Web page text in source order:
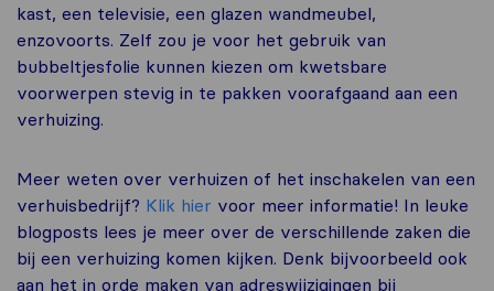
kast, een televisie, een glazen wandmeubel,
enzovoorts. Zelf zou je voor het gebruik van
bubbeltjesfolie kunnen kiezen om kwetsbare
voorwerpen stevig in te pakken voorafgaand aan een
verhuizing.
Meer weten over verhuizen of het inschakelen van een
verhuisbedrijf? Klik hier voor meer informatie! In leuke
blogposts lees je meer over de verschillende zaken die
bij een verhuizing komen kijken. Denk bijvoorbeeld ook
aan het in orde maken van adreswijzigingen bij